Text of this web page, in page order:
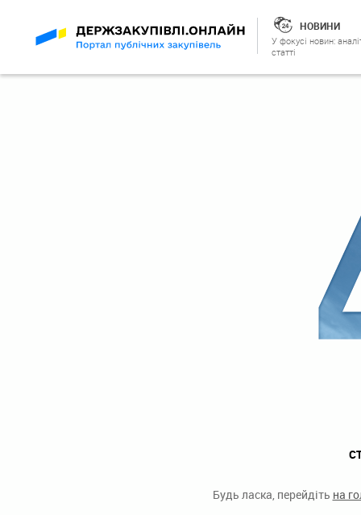
НОВИНИ
У фокусі новин:
статті
Будь ласка, перейдіть на